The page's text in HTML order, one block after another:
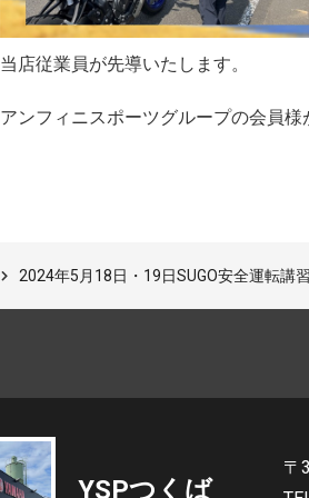
当店従業員が先導いたします。
アンフィニスポーツグループの会員
2024年5月18日・19日SUGO安全運転講
YSPつくば
〒